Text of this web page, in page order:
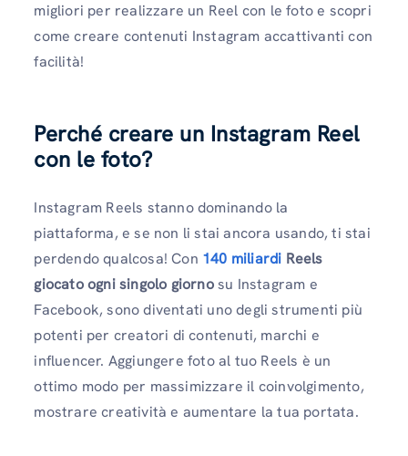
migliori per realizzare un Reel con le foto e scopri
come creare contenuti Instagram accattivanti con
facilità!
Perché creare un Instagram Reel
con le foto?
Instagram Reels stanno dominando la
piattaforma, e se non li stai ancora usando, ti stai
perdendo qualcosa! Con 140 miliardi Reels
giocato ogni singolo giornosu Instagram e
Facebook, sono diventati uno degli strumenti più
potenti per creatori di contenuti, marchi e
influencer. Aggiungere foto al tuo Reels è un
ottimo modo per massimizzare il coinvolgimento,
mostrare creatività e aumentare la tua portata.